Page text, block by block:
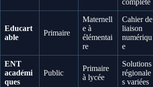
complète
Educart
able
Primaire
Maternell
e à
élémentai
re
Cahier de
liaison
numériqu
e
ENT
académi
ques
Public
Primaire
à lycée
Solutions
régionale
s variées